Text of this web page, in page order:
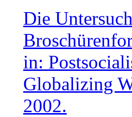
Die
in:
Globalizing
2002.